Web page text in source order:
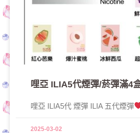
哩亞 ILIA5代煙彈/菸彈滿4
哩亞 ILIA5代 煙彈 ILIA 五代煙彈
2025-03-02